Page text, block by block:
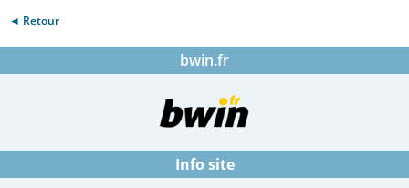
◄ Retour
bwin.fr
Info site